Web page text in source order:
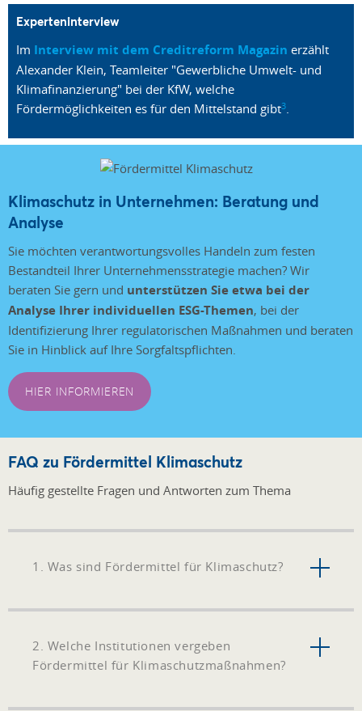
Experteninterview
Im Interview mit dem Creditreform Magazin erzählt
Alexander Klein, Teamleiter "Gewerbliche Umwelt- und
Klimafinanzierung" bei der KfW, welche
Fördermöglichkeiten es für den Mittelstand gibt3.
Klimaschutz in Unternehmen: Beratung und
Analyse
Sie möchten verantwortungsvolles Handeln zum festen
Bestandteil Ihrer Unternehmensstrategie machen? Wir
beraten Sie gern und unterstützen Sie etwa bei der
Analyse Ihrer individuellen ESG-Themen, bei der
Identifizierung Ihrer regulatorischen Maßnahmen und beraten
Sie in Hinblick auf Ihre Sorgfaltspflichten.
HIER INFORMIEREN
FAQ zu Fördermittel Klimaschutz
Häufig gestellte Fragen und Antworten zum Thema
1. Was sind Fördermittel für Klimaschutz?
2. Welche Institutionen vergeben
Fördermittel für Klimaschutzmaßnahmen?